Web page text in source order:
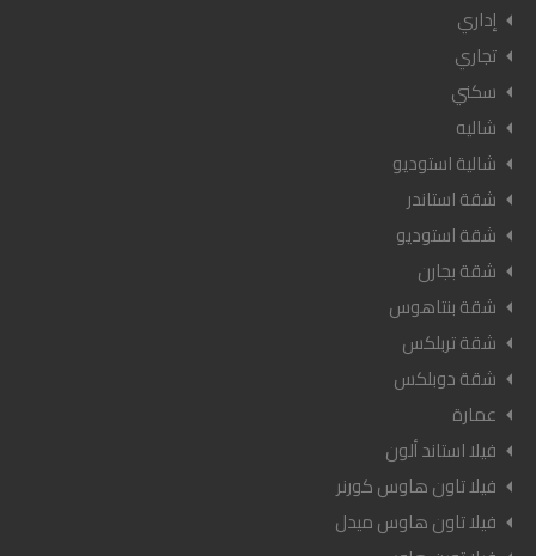
إداري
تجاري
سكني
شاليه
شالية استوديو
شقة استاندر
شقة استوديو
شقة بجارن
شقة بنتاهوس
شقة تربلكس
شقة دوبلكس
عمارة
فيلا استاند ألون
فيلا تاون هاوس كورنر
فيلا تاون هاوس ميدل